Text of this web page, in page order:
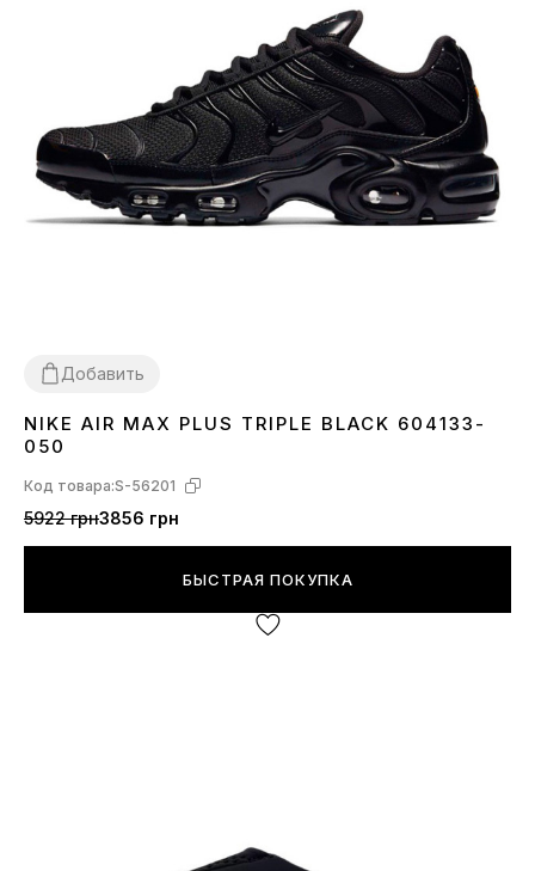
Добавить
3637 38 39 404142 434445
NIKE AIR MAX PLUS TRIPLE BLACK 604133-
050
Код товара:S-56201
5922 грн3856 грн
БЫСТРАЯ ПОКУПКА